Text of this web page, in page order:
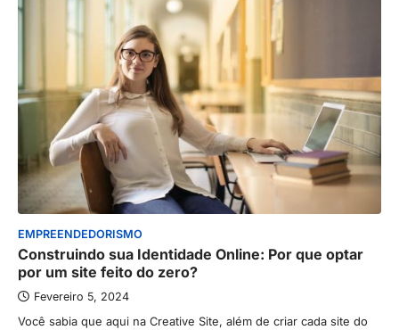
EMPREENDEDORISMO
Construindo sua Identidade Online: Por que optar
por um site feito do zero?
Fevereiro 5, 2024
Você sabia que aqui na Creative Site, além de criar cada site do